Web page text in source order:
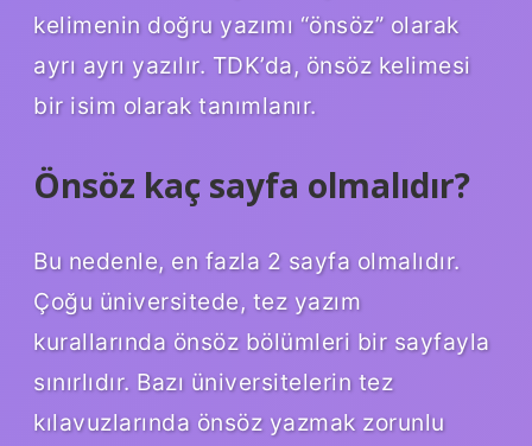
kelimenin doğru yazımı “önsöz” olarak
ayrı ayrı yazılır. TDK’da, önsöz kelimesi
bir isim olarak tanımlanır.
Önsöz kaç sayfa olmalıdır?
Bu nedenle, en fazla 2 sayfa olmalıdır.
Çoğu üniversitede, tez yazım
kurallarında önsöz bölümleri bir sayfayla
sınırlıdır. Bazı üniversitelerin tez
kılavuzlarında önsöz yazmak zorunlu